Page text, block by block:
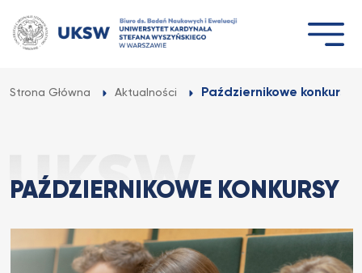
do
treści
Strona Główna Aktualności Październikowe konkursy
PAŹDZIERNIKOWE KONKURSY